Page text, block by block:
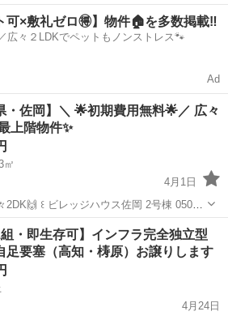
い物件で自由自在！ 【ご自宅・何商で
診療所／社員寮を兼ねてお仕事が可能で
一丁目駅 一戸建て
可×敷礼ゼロ🉐】物件🏠を多数掲載‼️
広々２LDKでペットもノンストレス🐾
Ad
・佐岡】＼ 🌟初期費用無料🌟／ 広々
上階物件✨️
㎡
4月1日
2号棟 0503 /
駅 一戸建て 無料
組・即生存可】インフラ完全独立型
足要塞（高知・梼原）お譲りします
4月24日